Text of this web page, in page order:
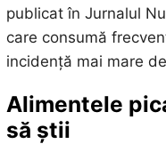
publicat în Jurnalul
care consumă
incidență mai mare
Alimentele
să știi